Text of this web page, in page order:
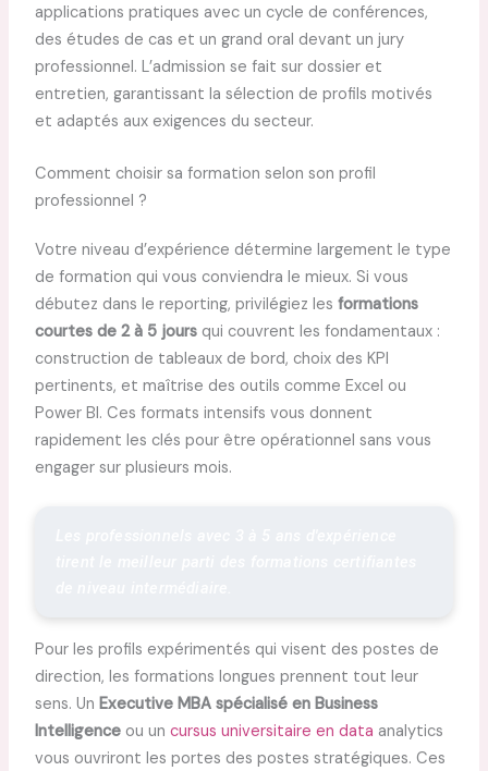
applications pratiques avec un cycle de conférences,
des études de cas et un grand oral devant un jury
professionnel. L’admission se fait sur dossier et
entretien, garantissant la sélection de profils motivés
et adaptés aux exigences du secteur.
Comment choisir sa formation selon son profil
professionnel ?
Votre niveau d’expérience détermine largement le type
de formation qui vous conviendra le mieux. Si vous
débutez dans le reporting, privilégiez les formations
courtes de 2 à 5 joursqui couvrent les fondamentaux :
construction de tableaux de bord, choix des KPI
pertinents, et maîtrise des outils comme Excel ou
Power BI. Ces formats intensifs vous donnent
rapidement les clés pour être opérationnel sans vous
engager sur plusieurs mois.
Pour les profils expérimentés qui visent des postes de
direction, les formations longues prennent tout leur
sens. Un Executive MBA spécialisé en Business
Intelligenceou un cursus universitaire en data analytics
vous ouvriront les portes des postes stratégiques. Ces